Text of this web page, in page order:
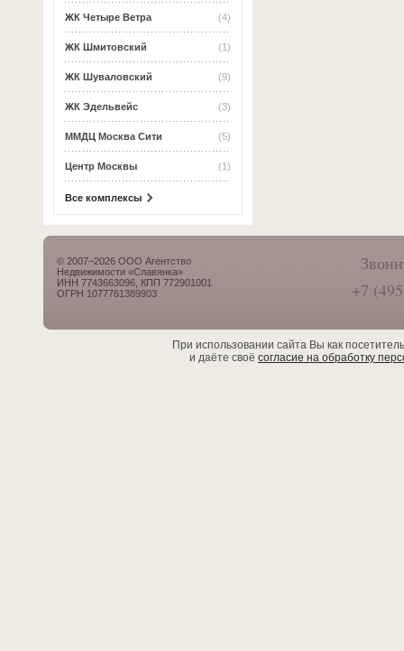
(4)
ЖК Четыре Ветра
(1)
ЖК Шмитовский
(9)
ЖК Шуваловский
(3)
ЖК Эдельвейс
(5)
ММДЦ Москва Сити
(1)
Центр Москвы
Все комплексы
© 2007–2026 ООО Агентство
Недвижимости «Славянка»
ИНН 7743663096, КПП 772901001
ОГРН 1077761389903
+7
При использовании сайта Вы как
и даёте своё согласие на обработку